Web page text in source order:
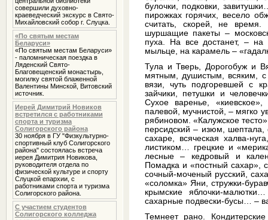
совершили духовно-
краеведческий экскурс в Свято-
Михайловский собор г. Слуцка.
«По святым местам
Беларуси»
«По святым местам Беларуси»
- паломническая поездка в
Ляденский Свято-
Благовещенский монастырь,
могилку святой блаженной
Валентины Минской, Витовский
источник.
Иерей Димитрий Новиков
встретился с работниками
спорта и туризма
Солигорского района
30 ноября в ГУ "Физкультурно-
спортивный клуб Солигорского
района" состоялась встреча
иерея Димитрия Новикова,
руководителя отдела по
физической культуре и спорту
Слуцкой епархии, с
работниками спорта и туризма
Солигорского района.
С участием студентов
Солигорского колледжа
булочки, подковки,
пирожках горячих, весело
считать, скорей, не
шуршащие пакеты –
пуха. На все достанет, – на
мыльце, на карамель –
Тула и Тверь, Дорогобуж и
мятным, душистым, всяким, с
вязи, чуть подгоревшей с
зайчики, петушки и
Сухое варенье,
палевой, мучнистой, – мягко
рябиновом. «Калужское
персидский – изюм,
сахаре, всяческая халва-
листиком… грецкие и
лесные – кедровый и
Помадка и «постный сахар»,
сочный-моченый русский,
«соломка» Яни, стружки-
крымские яблочки-
сахарные подвески-бусы… –
Темнеет рано.